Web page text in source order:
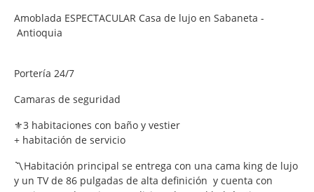
Amoblada ESPECTACULAR Casa de lujo en Sabaneta -
Antioquia
Portería 24/7
Camaras de seguridad
⚜️3 habitaciones con baño y vestier
+ habitación de servicio
〽️Habitación principal se entrega con una cama king de lujo
y un TV de 86 pulgadas de alta definición y cuenta con